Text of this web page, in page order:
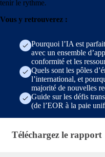
tenir le rythme.
Vous y retrouverez :
Pourquoi l’IA est
avec un ensemble
conformité et les
Quels sont les pôles
l’international, et
majorité de nouvelles
Guide sur les défis
(de l’EOR à la paie
Téléchargez le rapport
Téléchargez le rapport